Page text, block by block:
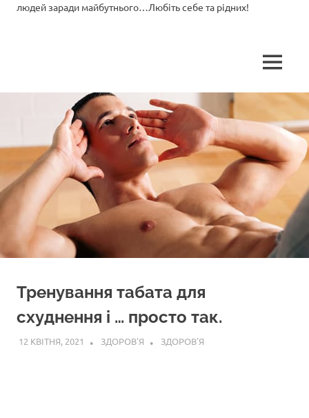
людей заради майбутнього…Любіть себе та рідних!
МЕНЮ
Тренування табата для
схуднення і … просто так.
12 КВІТНЯ, 2021 ЗДОРОВ'Я ЗДОРОВ'Я